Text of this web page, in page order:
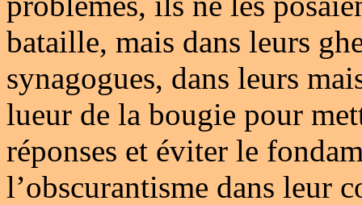
bataille, mais dans leurs
synagogues, dans leurs
lueur de la bougie pour
réponses et éviter le
l’obscurantisme dans leur